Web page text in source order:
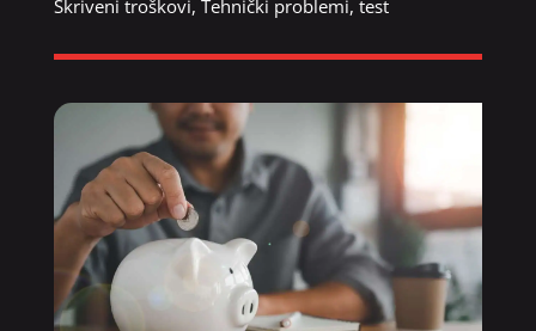
Skriveni troškovi, Tehnički problemi, test